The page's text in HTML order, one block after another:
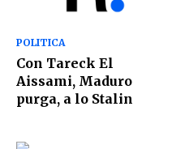
POLITICA
Con Tareck El
Aissami, Maduro
purga, a lo Stalin